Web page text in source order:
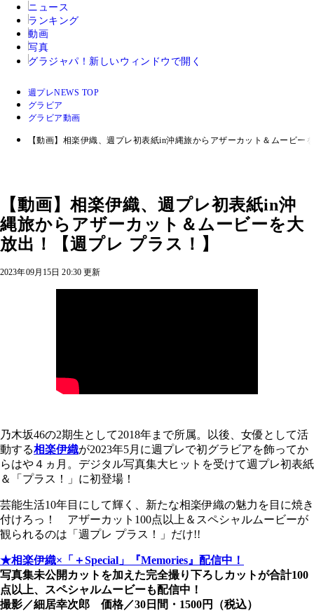
ニュース
ランキング
動画
写真
グラジャパ！ 新しいウィンドウで開く
週プレNEWS TOP
グラビア
グラビア動画
【動画】相楽伊織、週プレ初表紙in沖縄旅からアザーカット＆ムービー
【動画】相楽伊織、週プレ初表紙in沖
縄旅からアザーカット＆ムービーを大
放出！【週プレ プラス！】
2023年09月15日 20:30 更新
乃木坂46の2期生として2018年まで所属。以後、女優として活
動する相楽伊織が2023年5月に週プレで初グラビアを飾ってか
らはや４ヵ月。デジタル写真集大ヒットを受けて週プレ初表紙
＆「プラス！」に初登場！
芸能生活10年目にして輝く、新たな相楽伊織の魅力を目に焼き
付けろっ！ アザーカット100点以上＆スペシャルムービーが
観られるのは「週プレ プラス！」だけ!!
★相楽伊織×「＋Special」『Memories』配信中！
写真集未公開カットを加えた完全撮り下ろしカットが合計100
点以上、スペシャルムービーも配信中！
撮影／細居幸次郎 価格／30日間・1500円（税込）